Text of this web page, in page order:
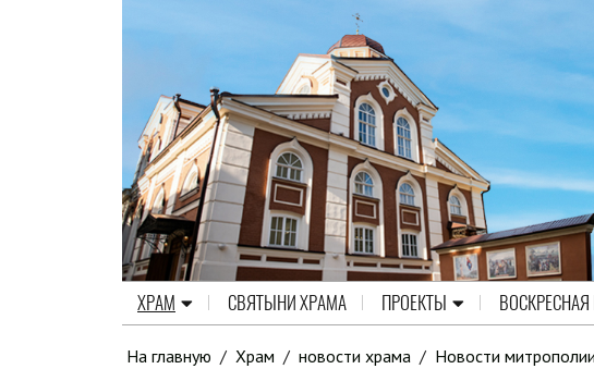
ХРАМ СВЯТЫНИ ХРАМА ПРОЕКТЫ
На главную / Храм / новости храма / Новости митрополии